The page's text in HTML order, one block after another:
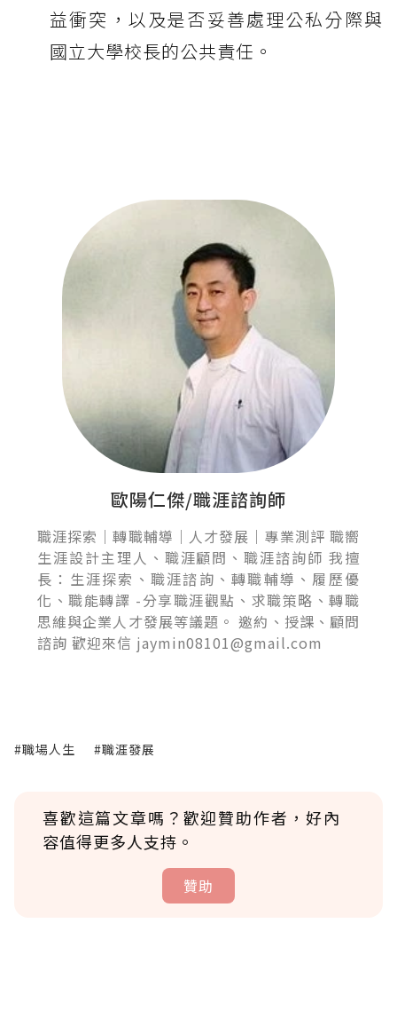
益衝突，以及是否妥善處理公私分際與
國立大學校長的公共責任。
歐陽仁傑/職涯諮詢師
職涯探索｜轉職輔導｜人才發展｜專業測評 職嚮
生涯設計主理人、職涯顧問、職涯諮詢師 我擅
長：生涯探索、職涯諮詢、轉職輔導、履歷優
化、職能轉譯 -分享職涯觀點、求職策略、轉職
思維與企業人才發展等議題。 邀約、授課、顧問
諮詢 歡迎來信 jaymin08101@gmail.com
#職場人生 #職涯發展
喜歡這篇文章嗎？歡迎贊助作者，好內
容值得更多人支持。
贊助